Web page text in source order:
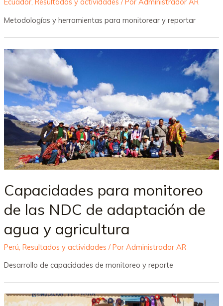
Ecuador, Resultados y actividades / Por Administrador AR
Metodologías y herramientas para monitorear y reportar
Capacidades para monitoreo
de las NDC de adaptación de
agua y agricultura
Perú, Resultados y actividades / Por Administrador AR
Desarrollo de capacidades de monitoreo y reporte